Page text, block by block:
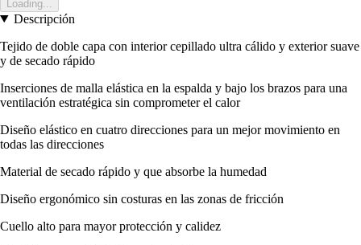
Loading...
Descripción
Tejido de doble capa con interior cepillado ultra cálido y exterior suave
y de secado rápido
Inserciones de malla elástica en la espalda y bajo los brazos para una
ventilación estratégica sin comprometer el calor
Diseño elástico en cuatro direcciones para un mejor movimiento en
todas las direcciones
Material de secado rápido y que absorbe la humedad
Diseño ergonómico sin costuras en las zonas de fricción
Cuello alto para mayor protección y calidez